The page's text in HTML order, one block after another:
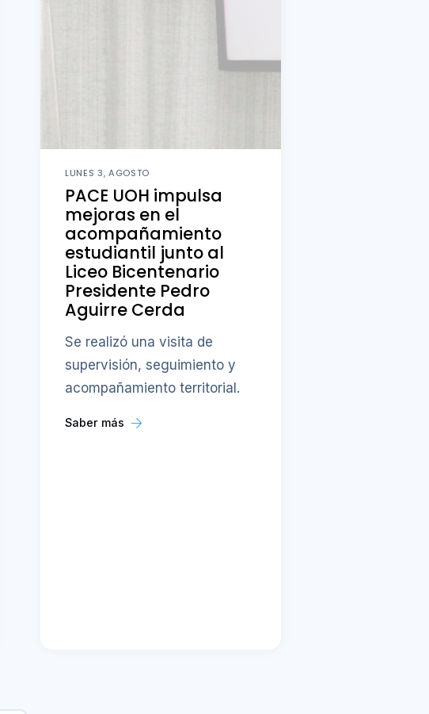
LUNES 3, AGOSTO
PACE UOH impulsa
mejoras en el
acompañamiento
estudiantil junto al
Liceo Bicentenario
Presidente Pedro
Aguirre Cerda
Se realizó una visita de
supervisión, seguimiento y
acompañamiento territorial.
Saber más